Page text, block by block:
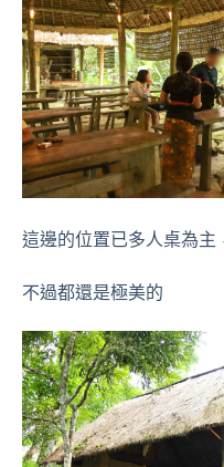
這邊的位置已多人桌為主
不過都還是極美的